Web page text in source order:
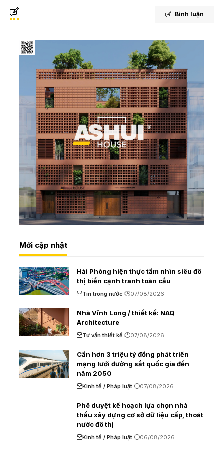
Bình luận
Mới cập nhật
Hải Phòng hiện thực tầm nhìn siêu đô
thị biển cạnh tranh toàn cầu
Tin trong nước 07/08/2026
Nhà Vĩnh Long / thiết kế: NAQ
Architecture
Tư vấn thiết kế 07/08/2026
Cần hơn 3 triệu tỷ đồng phát triển
mạng lưới đường sắt quốc gia đến
năm 2050
Kinh tế / Pháp luật 07/08/2026
Phê duyệt kế hoạch lựa chọn nhà
thầu xây dựng cơ sở dữ liệu cấp, thoát
nước đô thị
Kinh tế / Pháp luật 06/08/2026